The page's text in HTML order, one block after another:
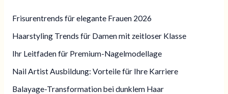
a
c
h
:
Frisurentrends für elegante Frauen 2026
Haarstyling Trends für Damen mit zeitloser Klasse
Ihr Leitfaden für Premium-Nagelmodellage
Nail Artist Ausbildung: Vorteile für Ihre Karriere
Balayage-Transformation bei dunklem Haar